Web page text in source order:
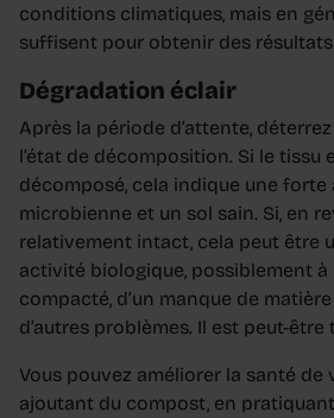
conditions climatiques, mais en
suffisent pour obtenir des
Dégradation éclair
Après la période d’attente,
l’état de décomposition. Si le tissu
décomposé, cela indique une forte
microbienne et un sol sain. Si, en
relativement intact, cela peut être
activité biologique, possiblement à
compacté, d’un manque de
d’autres problèmes. Il est peut-être
Vous pouvez améliorer la santé de
ajoutant du compost, en